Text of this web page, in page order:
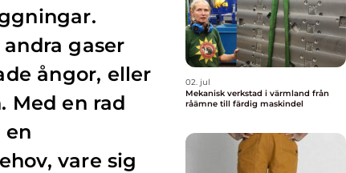
gaser
ångor, eller
en rad
en
vare sig
02. jul
Mekanisk verkstad i värmland från
råämne till färdig maskindel